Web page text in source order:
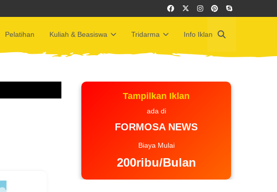
Pelatihan Kuliah & Beasiswa Tridarma Info Iklan
Tampilkan Iklan
ada di
FORMOSA NEWS
Biaya Mulai
200ribu/Bulan